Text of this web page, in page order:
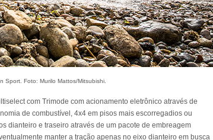
Sport. Foto: Murilo Mattos/Mitsubishi.
com Trimode com acionamento eletrônico através de
de combustível, 4x4 em pisos mais escorregadios ou
dianteiro e traseiro através de um pacote de embreagem
manter a tração apenas no eixo dianteiro em busca